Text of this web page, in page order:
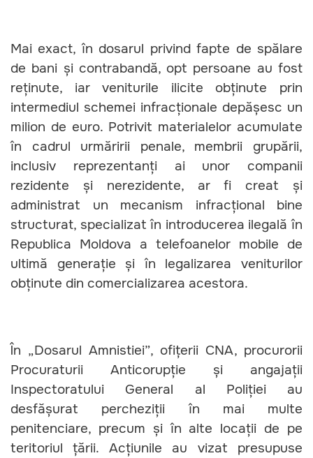
Mai exact, în dosarul privind fapte de spălare
de bani și contrabandă, opt persoane au fost
reținute, iar veniturile ilicite obținute prin
intermediul schemei infracționale depășesc un
milion de euro. Potrivit materialelor acumulate
în cadrul urmăririi penale, membrii grupării,
inclusiv reprezentanți ai unor companii
rezidente și nerezidente, ar fi creat și
administrat un mecanism infracțional bine
structurat, specializat în introducerea ilegală în
Republica Moldova a telefoanelor mobile de
ultimă generație și în legalizarea veniturilor
obținute din comercializarea acestora.
În „Dosarul Amnistiei”, ofițerii CNA, procurorii
Procuraturii Anticorupție și angajații
Inspectoratului General al Poliției au
desfășurat percheziții în mai multe
penitenciare, precum și în alte locații de pe
teritoriul țării. Acțiunile au vizat presupuse